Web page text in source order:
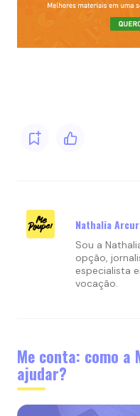
Nathalia
Sou a
opção,
especialista
vocação.
Me conta: como a
ajudar?